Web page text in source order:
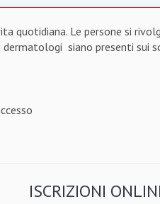
quotidiana. Le persone si
siano presenti
ISCRIZIONI